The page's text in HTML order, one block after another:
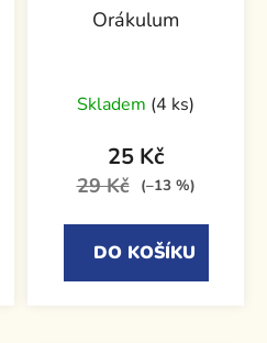
Orákulum
Skladem (4 ks)
25 Kč
29 Kč (–13 %)
DO KOŠÍKU